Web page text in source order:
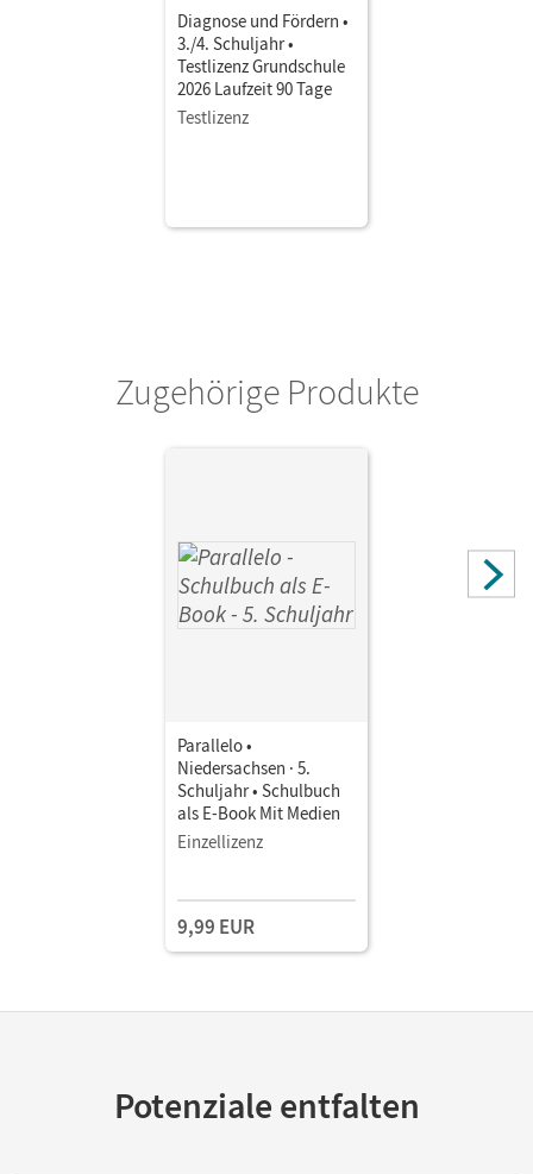
Diagnose und Fördern •
3./4. Schuljahr •
Testlizenz Grundschule
2026 Laufzeit 90 Tage
Testlizenz
Zugehörige Produkte
Parallelo •
Niedersachsen · 5.
Schuljahr • Schulbuch
als E-Book Mit Medien
Einzellizenz
9,99 EUR
Potenziale entfalten